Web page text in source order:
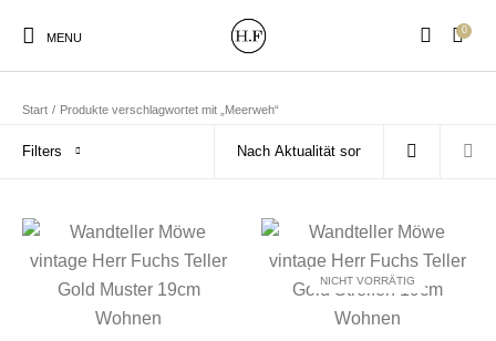
MENU
0
Mützen / Beanies und
Patches
Start / Produkte verschlagwortet mit „Meerweh“
Filters
NICHT VORRÄTIG